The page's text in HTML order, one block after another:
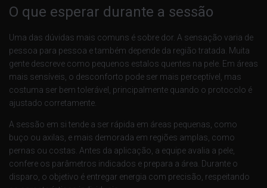
O que esperar durante a sessão
Uma das dúvidas mais comuns é sobre dor. A sensação varia de
pessoa para pessoa e também depende da região tratada. Muita
gente descreve como pequenos estalos quentes na pele. Em áreas
mais sensíveis, o desconforto pode ser mais perceptível, mas
costuma ser bem tolerável, principalmente quando o protocolo é
ajustado corretamente.
A sessão em si tende a ser rápida em áreas pequenas, como
buço ou axilas, e mais demorada em regiões amplas, como
pernas ou costas. Antes da aplicação, a equipe avalia a pele,
confere os parâmetros indicados e prepara a área. Durante o
disparo, o objetivo é entregar energia com precisão, respeitando